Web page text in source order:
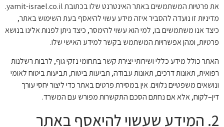
את פרטיות המשתמשים באתר האינטרנט שלו בכתובת yamit-israel.co.il.
מדיניות זו נועדה להסביר איזה מידע עשוי להיאסף בעת השימוש באתר,
כיצד אנו משתמשים בו, למי הוא עשוי להימסר, כיצד ניתן לפנות אלינו בנושא
פרטיות, ומהן אפשרויות המשתמש בקשר למידע האישי שלו.
האתר כולל מידע כללי ושירותי יצירת קשר בתחומי נזקי גוף, לרבות רשלנות
רפואית, תאונות דרכים, תאונות עבודה, תביעות ביטוח, תביעות ביטוח לאומי
ונושאים משפטיים נלווים. אין במסירת פרטים באתר כדי ליצור יחסי עורך
דין–לקוח, אלא אם נחתם הסכם התקשרות מפורש עם המשרד.
2. המידע שעשוי להיאסף באתר